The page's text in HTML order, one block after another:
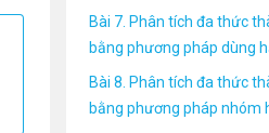
Bài 7. Phân tích đa thức
bằng phương pháp dùng
Bài 8. Phân tích đa thức
bằng phương pháp nhóm